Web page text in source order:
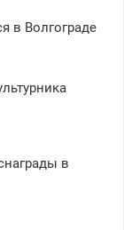
в Волгограде
в